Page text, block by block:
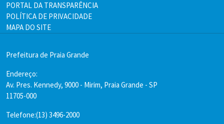
PORTAL DA TRANSPARÊNCIA
POLÍTICA DE PRIVACIDADE
MAPA DO SITE
Prefeitura de Praia Grande
Endereço:
Av. Pres. Kennedy, 9000 - Mirim, Praia Grande - SP
11705-000
Telefone:(13) 3496-2000